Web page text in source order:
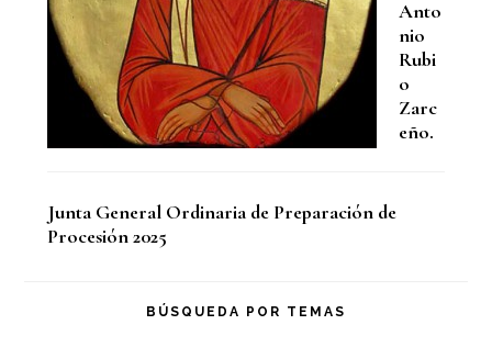
Anto
nio
Rubi
o
Zarc
eño.
Junta General Ordinaria de Preparación de
Procesión 2025
BÚSQUEDA POR TEMAS